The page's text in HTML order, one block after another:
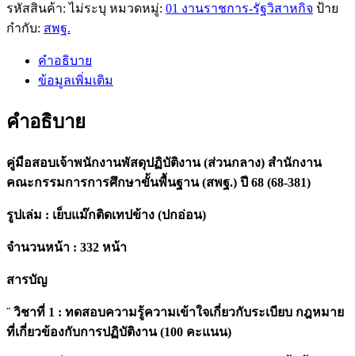
เจ้า
พนักงาน
ปฏิบัติ
งาน
กลาง)
คณะ
กรรมการ
การ
ขั้น
ฐาน
(สพฐ.)
ปี
รหัสสินค้า:ไม่ระบุ หมวดหมู่: 01 งานราชการ-รัฐวิสาหกิจ ป้าย
กำกับ: สพฐ.
คำอธิบาย
ข้อมูลเพิ่มเติม
คำอธิบาย
คู่มือสอบเจ้าพนักงานพัสดุปฏิบัติงาน (ส่วนกลาง) สำนักงาน
คณะกรรมการการศึกษาขั้นพื้นฐาน (สพฐ.) ปี 68 (68-381)
รูปเล่ม : เย็บแม๊กติดเทปข้าง (ปกอ่อน)
จำนวนหน้า : 332 หน้า
สารบัญ
¨ วิชาที่ 1 : ทดสอบความรู้ความเข้าใจเกี่ยวกับระเบียบ กฎหมาย
ที่เกี่ยวข้องกับการปฏิบัติงาน (100 คะแนน)